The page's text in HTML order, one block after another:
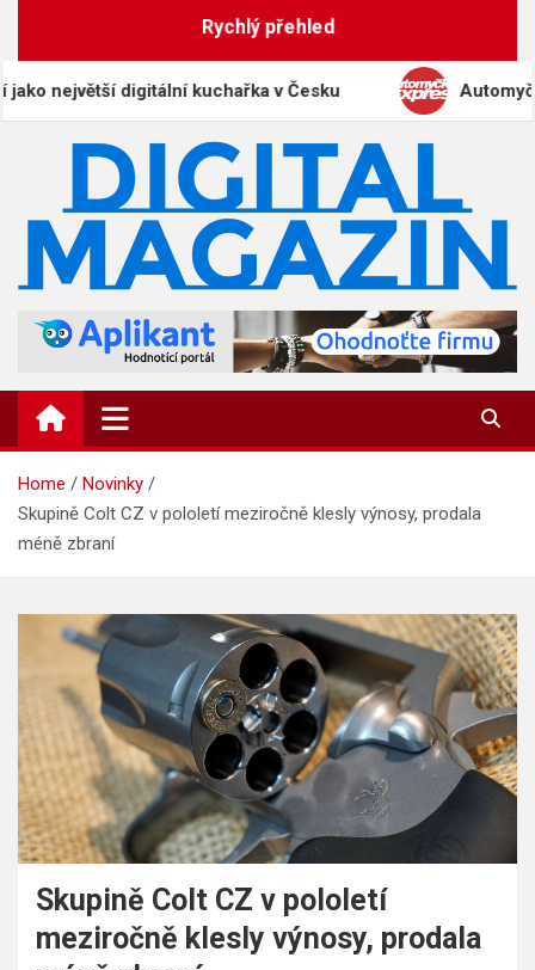
Rychlý přehled
digitální kuchařka v Česku Automyčka
DigitalMagazin.cz
Home
Novinky
Skupině Colt CZ v pololetí meziročně klesly výnosy, prodala
méně zbraní
Skupině Colt CZ v pololetí
meziročně klesly výnosy, prodala